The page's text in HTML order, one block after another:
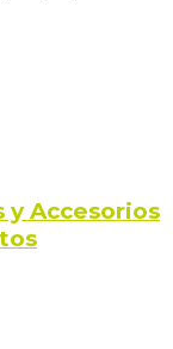
y Accesorios